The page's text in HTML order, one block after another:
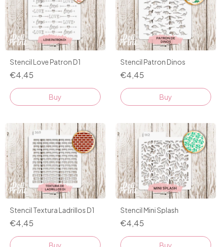
Stencil Love Patron D1
€4,45
Stencil Patron Dinos
€4,45
Stencil Textura Ladrillos D1
€4,45
Stencil Mini Splash
€4,45